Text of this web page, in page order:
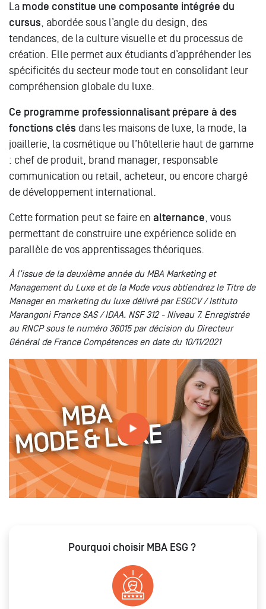
La mode constitue une composante intégrée du
cursus, abordée sous l’angle du design, des
tendances, de la culture visuelle et du processus de
création. Elle permet aux étudiants d’appréhender les
spécificités du secteur mode tout en consolidant leur
compréhension globale du luxe.
Ce programme professionnalisant prépare à des
fonctions clés dans les maisons de luxe, la mode, la
joaillerie, la cosmétique ou l’hôtellerie haut de gamme
: chef de produit, brand manager, responsable
communication ou retail, acheteur, ou encore chargé
de développement international.
Cette formation peut se faire en alternance, vous
permettant de construire une expérience solide en
parallèle de vos apprentissages théoriques.
À l’issue de la deuxième année du MBA Marketing et
Management du Luxe et de la Mode vous obtiendrez le Titre de
Manager en marketing du luxe délivré par ESGCV / Istituto
Marangoni France SAS / IDAA. NSF 312 - Niveau 7. Enregistrée
au RNCP sous le numéro 36015 par décision du Directeur
Général de France Compétences en date du 10/11/2021
Tout savoir sur les formations // MBA MODE & LUXE
Pourquoi choisir MBA ESG ?